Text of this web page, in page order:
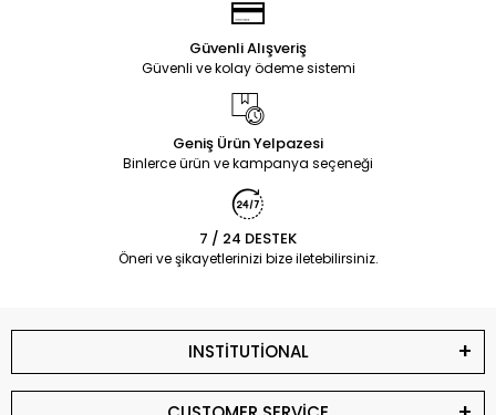
Güvenli Alışveriş
Güvenli ve kolay ödeme sistemi
Geniş Ürün Yelpazesi
Binlerce ürün ve kampanya seçeneği
7 / 24 DESTEK
Öneri ve şikayetlerinizi bize iletebilirsiniz.
INSTİTUTİONAL